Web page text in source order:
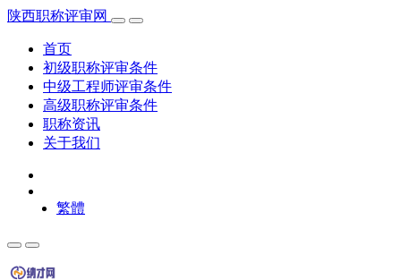
陕西职称评审网
首页
初级职称评审条件
中级工程师评审条件
高级职称评审条件
职称资讯
关于我们
繁體